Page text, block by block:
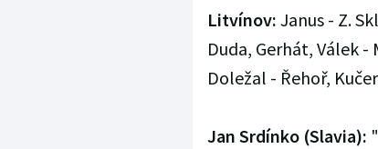
Litvínov: Janus - Z.
Duda, Gerhát, Válek -
Doležal - Řehoř,
Jan Srdínko (Slavia):